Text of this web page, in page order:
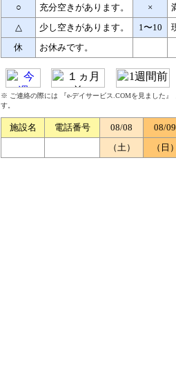
○
充分空きがあります。 ×
△
少し空きがあります。 1〜10
休
お休みです。
※ ご連絡の際には 『e-デイサービス.COMを見ました
す。
施設名 電話番号 08/08
08/09
（土）
（日